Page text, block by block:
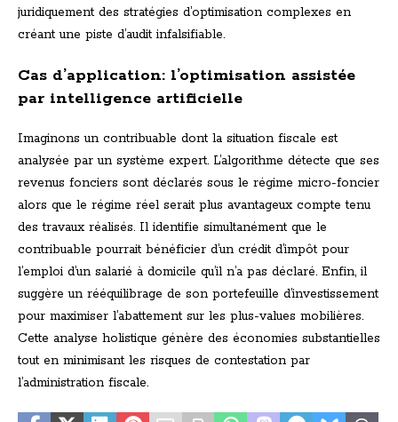
juridiquement des stratégies d’optimisation complexes en
créant une piste d’audit infalsifiable.
Cas d’application: l’optimisation assistée
par intelligence artificielle
Imaginons un contribuable dont la situation fiscale est
analysée par un système expert. L’algorithme détecte que ses
revenus fonciers sont déclarés sous le régime micro-foncier
alors que le régime réel serait plus avantageux compte tenu
des travaux réalisés. Il identifie simultanément que le
contribuable pourrait bénéficier d’un crédit d’impôt pour
l’emploi d’un salarié à domicile qu’il n’a pas déclaré. Enfin, il
suggère un rééquilibrage de son portefeuille d’investissement
pour maximiser l’abattement sur les plus-values mobilières.
Cette analyse holistique génère des économies substantielles
tout en minimisant les risques de contestation par
l’administration fiscale.